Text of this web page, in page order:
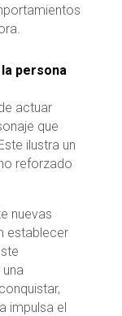
persona
actuar
que
ilustra un
reforzado
nuevas
establecer
impulsa el